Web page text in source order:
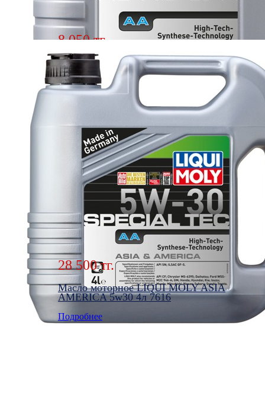
8 050 тг.
Масло моторное LIQUI MOLY ASIA
AMERICA 5w30 1л 7615
Подробнее
28 500 тг.
Масло моторное LIQUI MOLY ASIA
AMERICA 5w30 4л 7616
Подробнее